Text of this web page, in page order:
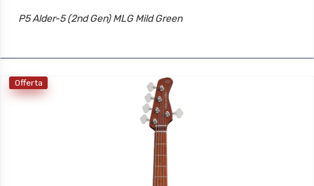
P5 Alder-5 (2nd Gen) MLG Mild Green
Offerta